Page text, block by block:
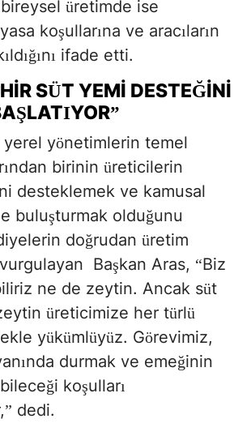
üretimde ise
koşullarına ve aracıların
ıldığını ifade etti.
SÜT YEMI DESTEĞINI
ŞLATIYOR”
yerel yönetimlerin temel
ından birinin üreticilerin
desteklemek ve kamusal
buluşturmak olduğunu
doğrudan üretim
vurgulayan Başkan Aras, “Biz
ne de zeytin. Ancak süt
üreticimize her türlü
yükümlüyüz. Görevimiz,
ında durmak ve emeğinin
ği koşulları
” dedi.